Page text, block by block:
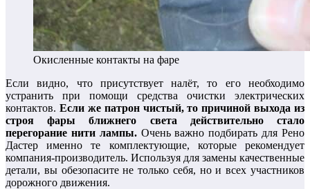
Окисленные контакты на фаре
Если видно, что присутствует налёт, то его необходимо
устранить при помощи средства очистки электрических
контактов. Если же патрон чистый, то причиной выхода из
строя фары ближнего света действительно стало
перегорание нити лампы.Очень важно подбирать для Рено
Дастер именно те комплектующие, которые рекомендует
компания-производитель. Используя для замены качественные
детали, вы обезопасите не только себя, но и всех участников
дорожного движения.